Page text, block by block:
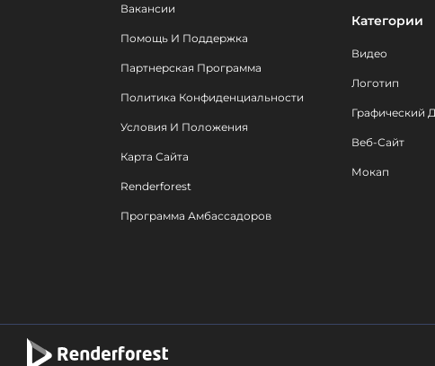
Вакансии
Помощь И Поддержка
Партнерская Программа
Политика Конфиденциальности
Условия И Положения
Карта Сайта
Renderforest
Программа Амбассадоров
Категории
Видео
Логотип
Графический
Веб-Сайт
Мокап